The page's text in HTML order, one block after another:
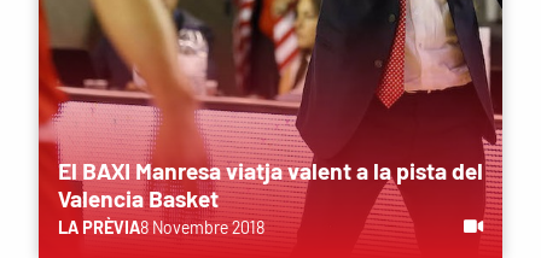
El BAXI Manresa viatja valent a la pista del
Valencia Basket
LA PRÈVIA8 Novembre 2018